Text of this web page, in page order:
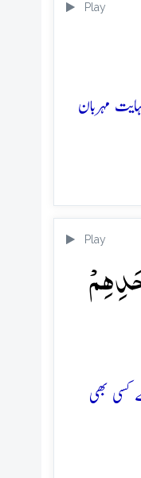
Play
مہربان
Play
کسی بھی